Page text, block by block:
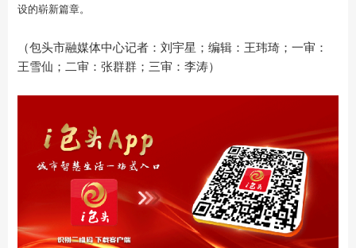
设的崭新篇章。
（包头市融媒体中心记者：刘宇星；编辑：王玮琦；一审：
王雪仙；二审：张群群；三审：李涛）